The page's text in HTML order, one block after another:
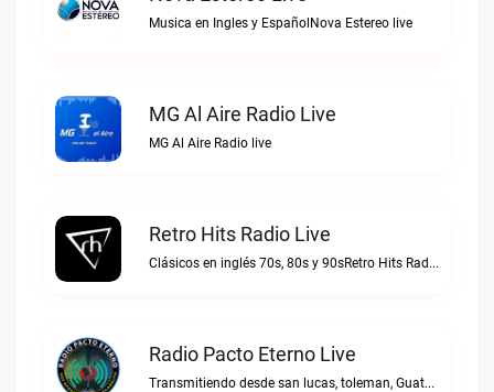
Musica en Ingles y EspañolNova Estereo live
MG Al Aire Radio Live
MG Al Aire Radio live
Retro Hits Radio Live
Clásicos en inglés 70s, 80s y 90sRetro Hits Radio live
Radio Pacto Eterno Live
Transmitiendo desde san lucas, toleman, Guatemala. Centro america.Radio Pacto Eterno live